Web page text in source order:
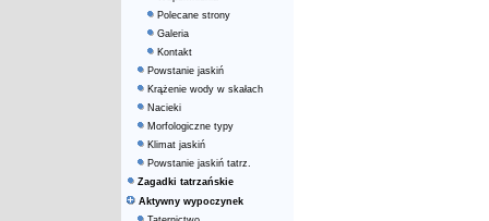
Polecane strony
Galeria
Kontakt
Powstanie jaskiń
Krążenie wody w skałach
Nacieki
Morfologiczne typy
Klimat jaskiń
Powstanie jaskiń tatrz.
Zagadki tatrzańskie
Aktywny wypoczynek